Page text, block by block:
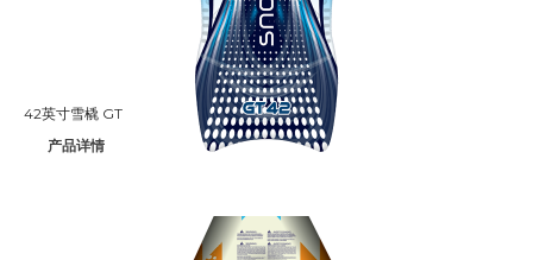
42英寸雪橇 GT
产品详情